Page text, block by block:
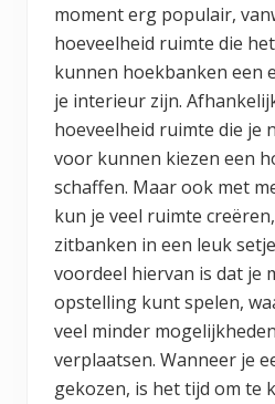
moment erg populair,
hoeveelheid ruimte die
kunnen hoekbanken een
je interieur zijn.
hoeveelheid ruimte die je
voor kunnen kiezen een
schaffen. Maar ook met
kun je veel ruimte
zitbanken in een leuk
voordeel hiervan is dat je
opstelling kunt spelen,
veel minder
verplaatsen. Wanneer je
gekozen, is het tijd om te